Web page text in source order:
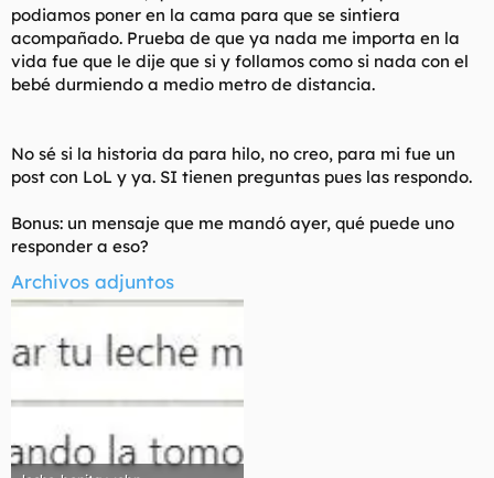
podiamos poner en la cama para que se sintiera
acompañado. Prueba de que ya nada me importa en la
vida fue que le dije que si y follamos como si nada con el
bebé durmiendo a medio metro de distancia.
No sé si la historia da para hilo, no creo, para mi fue un
post con LoL y ya. SI tienen preguntas pues las respondo.
Bonus: un mensaje que me mandó ayer, qué puede uno
responder a eso?
Archivos adjuntos